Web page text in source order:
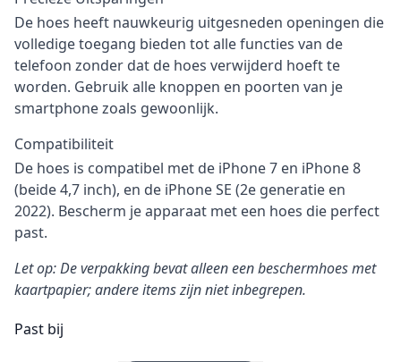
De hoes heeft nauwkeurig uitgesneden openingen die
volledige toegang bieden tot alle functies van de
telefoon zonder dat de hoes verwijderd hoeft te
worden. Gebruik alle knoppen en poorten van je
smartphone zoals gewoonlijk.
Compatibiliteit
De hoes is compatibel met de iPhone 7 en iPhone 8
(beide 4,7 inch), en de iPhone SE (2e generatie en
2022). Bescherm je apparaat met een hoes die perfect
past.
Let op: De verpakking bevat alleen een beschermhoes met
kaartpapier; andere items zijn niet inbegrepen.
Past bij